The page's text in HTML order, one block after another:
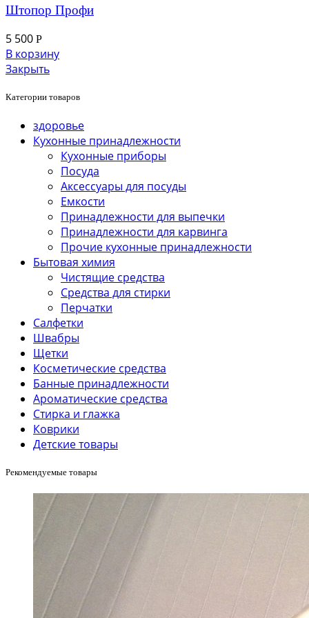
Штопор Профи
5 500 Р
В корзину
Закрыть
Категории товаров
здоровье
Кухонные принадлежности
Кухонные приборы
Посуда
Аксессуары для посуды
Емкости
Принадлежности для выпечки
Принадлежности для карвинга
Прочие кухонные принадлежности
Бытовая химия
Чистящие средства
Средства для стирки
Перчатки
Салфетки
Швабры
Щетки
Косметические средства
Банные принадлежности
Ароматические средства
Стирка и глажка
Коврики
Детские товары
Рекомендуемые товары